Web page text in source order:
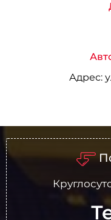
Адрес: